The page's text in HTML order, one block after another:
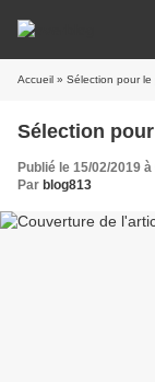
Accueil » Sélection pour
Sélection
Publié le 15/02/2019
Par blog813